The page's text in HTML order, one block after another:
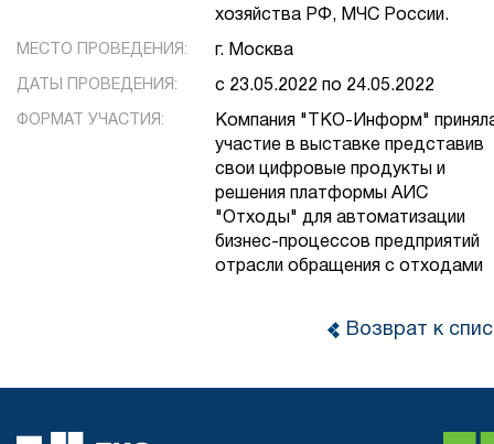
хозяйства РФ, МЧС России.
МЕСТО ПРОВЕДЕНИЯ: г. Москва
ДАТЫ ПРОВЕДЕНИЯ: с 23.05.2022 по 24.05.2022
ФОРМАТ УЧАСТИЯ:
Компания "ТКО-Информ"
участие в выставке представив
свои цифровые продукты и
решения платформы АИС
"Отходы" для автоматизации
бизнес-процессов предприятий
отрасли обращения с отходами
Возврат к